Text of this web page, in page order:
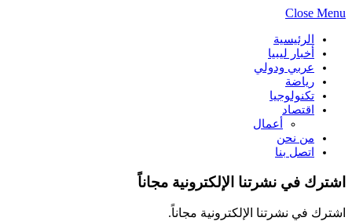
Close Menu
الرئيسية
أخبار ليبيا
عربي ودولي
رياضة
تكنولوجيا
اقتصاد
أعمال
من نحن
اتصل بنا
اشترك في نشرتنا الإلكترونية مجاناً
اشترك في نشرتنا الإلكترونية مجاناً.